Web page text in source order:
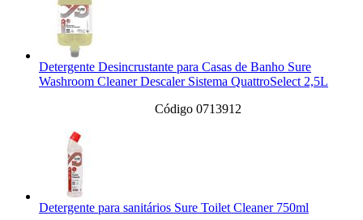
Detergente Desincrustante para Casas de Banho Sure
Washroom Cleaner Descaler Sistema QuattroSelect 2,5L
Código 0713912
Detergente para sanitários Sure Toilet Cleaner 750ml